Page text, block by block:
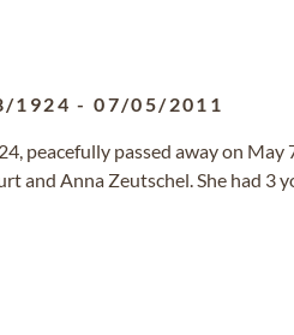
1924 -07/05/2011
peacefully passed away on May
and Anna Zeutschel. She had 3